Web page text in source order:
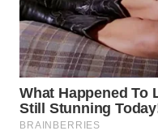
WN
SUKABUMI
WN
PURWAKARTA